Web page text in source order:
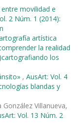
movilidad e
2 Núm. 1 (2014):
artística
la realidad
los
, AusArt: Vol. 4
blandas y
Villanueva,
Vol. 13 Núm. 2